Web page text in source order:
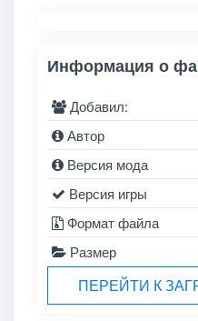
Информация о
Добавил:
Автор
Версия мода
Версия игры
Формат файла
Размер
ПЕРЕЙТИ К